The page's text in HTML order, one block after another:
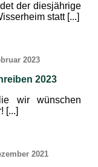
der diesjährige
statt [...]
2023
2023
wir wünschen
[...]
2021